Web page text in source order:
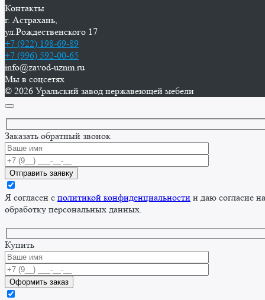
Контакты
г. Астрахань,
ул.Рождественского 17
+7 (922) 198-69-89
+7 (996) 592-00-65
info@zavod-uznm.ru
Мы в соцсетях
© 2026 Уральский завод нержавеющей мебели
Заказать обратный звонок
Я согласен с политикой конфиденциальности и даю согласие на
обработку персональных данных.
Купить